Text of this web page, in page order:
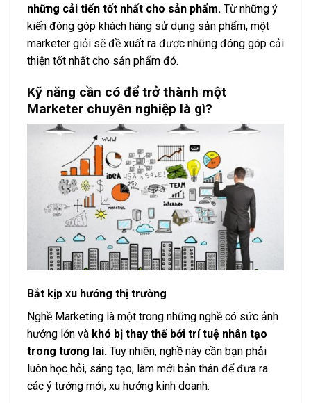
những cải tiến tốt nhất cho sản phẩm. Từ những ý
kiến đóng góp khách hàng sử dụng sản phẩm, một
marketer giỏi sẽ đề xuất ra được những đóng góp cải
thiện tốt nhất cho sản phẩm đó.
Kỹ năng cần có để trở thành một
Marketer chuyên nghiệp là gì?
Bắt kịp xu hướng thị trường
Nghề Marketing là một trong những nghề có sức ảnh
hưởng lớn và khó bị thay thế bởi trí tuệ nhân tạo
trong tương lai. Tuy nhiên, nghề này cần bạn phải
luôn học hỏi, sáng tạo, làm mới bản thân để đưa ra
các ý tưởng mới, xu hướng kinh doanh.